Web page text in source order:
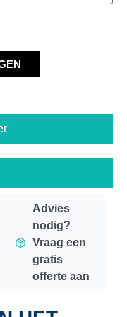
Advies
nodig?
Vraag een
gratis
offerte aan